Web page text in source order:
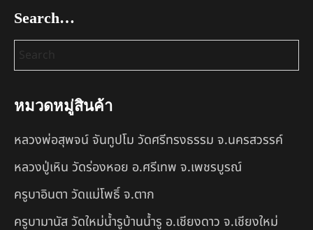
Search…
หมวดหมู่สินค้า
หลวงพ่อสุพจน์ จันทูปโม วัดศรีทรงธรรม จ.นครสวรรค์
หลวงปู่เหิน วัดร่องหอย อ.ศรีเทพ จ.เพชรบูรณ์
ครูบาอินตา วัดแม่โพธิ์ จ.ตาก
ครูบามานัส วัดใหม่น้ำรูบ้านน้ำรู อ.เชียงดาว จ.เชียงใหม่